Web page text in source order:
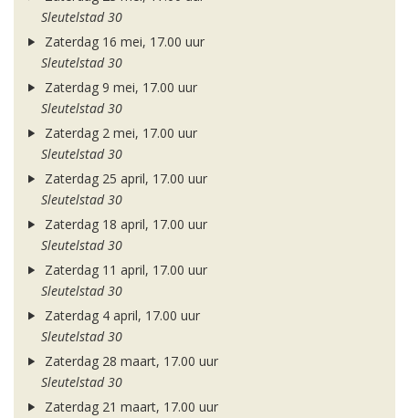
Sleutelstad 30
Zaterdag 16 mei, 17.00 uur
Sleutelstad 30
Zaterdag 9 mei, 17.00 uur
Sleutelstad 30
Zaterdag 2 mei, 17.00 uur
Sleutelstad 30
Zaterdag 25 april, 17.00 uur
Sleutelstad 30
Zaterdag 18 april, 17.00 uur
Sleutelstad 30
Zaterdag 11 april, 17.00 uur
Sleutelstad 30
Zaterdag 4 april, 17.00 uur
Sleutelstad 30
Zaterdag 28 maart, 17.00 uur
Sleutelstad 30
Zaterdag 21 maart, 17.00 uur